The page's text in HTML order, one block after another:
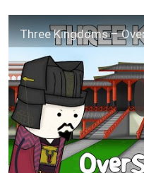
Three Kingdoms –